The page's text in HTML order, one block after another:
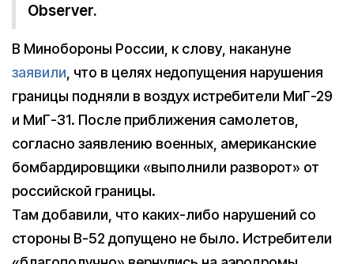
Observer.
В Минобороны России, к слову, накануне
заявили, что в целях недопущения нарушения
границы подняли в воздух истребители МиГ-29
и МиГ-31. После приближения самолетов,
согласно заявлению военных, американские
бомбардировщики «выполнили разворот» от
российской границы.
Там добавили, что каких-либо нарушений со
стороны B-52 допущено не было. Истребители